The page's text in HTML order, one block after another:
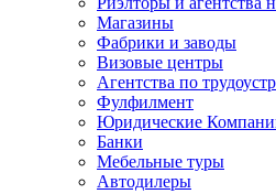
Магазины
Фабрики и заводы
Визовые центры
Агентства по
Фулфилмент
Юридические
Банки
Мебельные туры
Автодилеры